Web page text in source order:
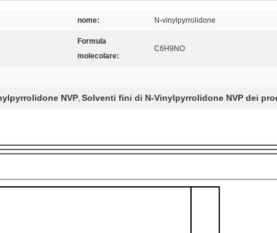
nome: N-vinylpyrrolidone
Formula
molecolare:
C6H9NO
NVP, Solventi fini di N-Vinylpyrrolidone NVP dei